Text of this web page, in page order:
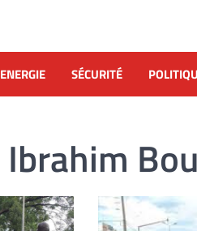
ENERGIE SÉCURITÉ
Ibrahim